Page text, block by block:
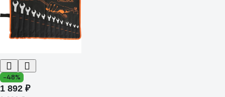
-48%
1 892 ₽